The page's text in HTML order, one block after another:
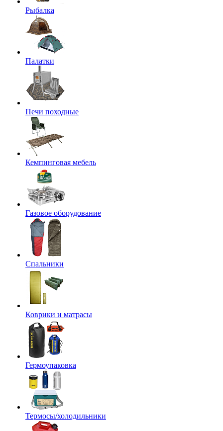
Рыбалка
Палатки
Печи походные
Кемпинговая мебель
Газовое оборудование
Спальники
Коврики и матрасы
Гермоупаковка
Термосы/холодильники